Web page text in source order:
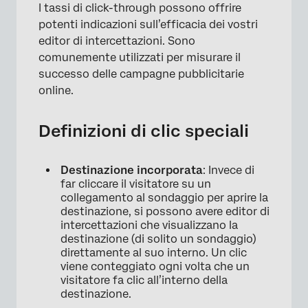
I tassi di click-through possono offrire
potenti indicazioni sull’efficacia dei vostri
editor di intercettazioni. Sono
comunemente utilizzati per misurare il
successo delle campagne pubblicitarie
online.
Definizioni di clic speciali
Destinazione incorporata: Invece di
far cliccare il visitatore su un
collegamento al sondaggio per aprire la
destinazione, si possono avere editor di
intercettazioni che visualizzano la
destinazione (di solito un sondaggio)
direttamente al suo interno. Un clic
viene conteggiato ogni volta che un
visitatore fa clic all’interno della
destinazione.